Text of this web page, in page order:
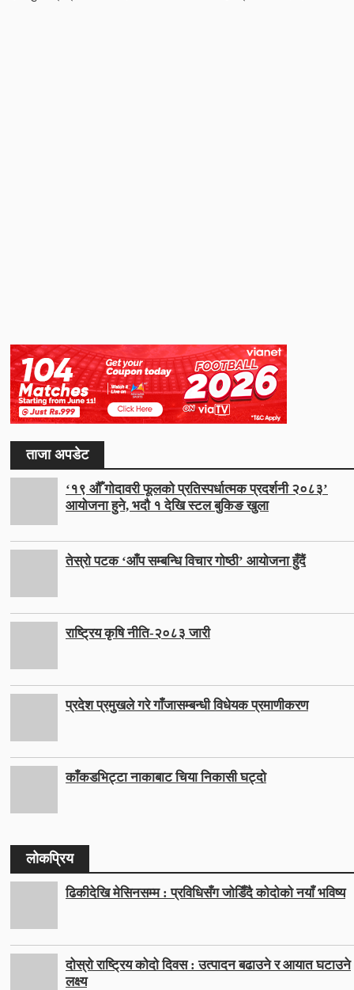
ताजा अपडेट
‘१९ औँ गोदावरी फूलको प्रतिस्पर्धात्मक प्रदर्शनी २०८३’
आयोजना हुने, भदौ १ देखि स्टल बुकिङ खुला
तेस्रो पटक ‘आँप सम्बन्धि विचार गोष्ठी’ आयोजना हुँदैं
राष्ट्रिय कृषि नीति-२०८३ जारी
प्रदेश प्रमुखले गरे गाँजासम्बन्धी विधेयक प्रमाणीकरण
काँकडभिट्टा नाकाबाट चिया निकासी घट्दो
लोकप्रिय
ढिकीदेखि मेसिनसम्म : प्रविधिसँग जोडिँदै कोदोको नयाँ भविष्य
दोस्रो राष्ट्रिय कोदो दिवस : उत्पादन बढाउने र आयात घटाउने
लक्ष्य